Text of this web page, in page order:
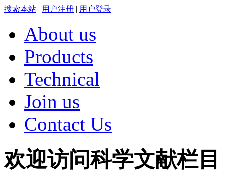
搜索本站 | 用户注册 | 用户登录
About us
Products
Technical
Join us
Contact Us
欢迎访问科学文献栏目